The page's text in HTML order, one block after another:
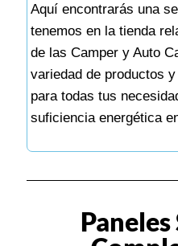
Aquí encontrarás una
tenemos en la tienda
de las Camper y Auto
variedad de productos
para todas tus
suficiencia energética